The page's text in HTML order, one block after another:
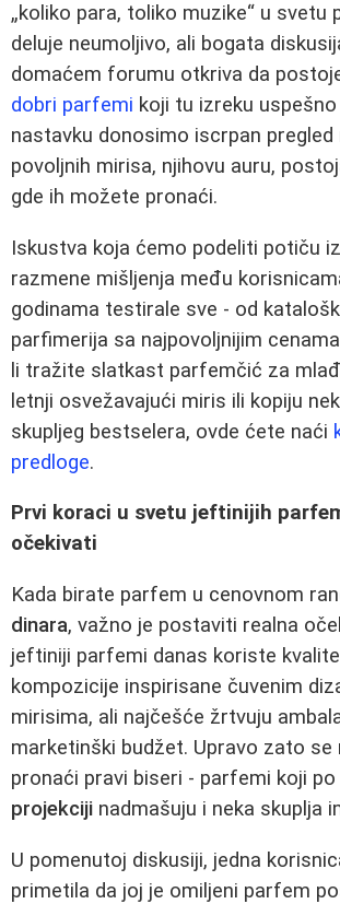
„koliko para, toliko muzike“ u svetu
deluje neumoljivo, ali bogata
domaćem forumu otkriva da
dobri parfemi koji tu izreku
nastavku donosimo iscrpan pregled
povoljnih mirisa, njihovu auru,
gde ih možete pronaći.
Iskustva koja ćemo podeliti potiču
razmene mišljenja među
godinama testirale sve - od
parfimerija sa najpovoljnijim
li tražite slatkast parfemčić za
letnji osvežavajući miris ili kopiju
skupljeg bestselera, ovde ćete naći
predloge.
Prvi koraci u svetu jeftinijih
očekivati
Kada birate parfem u cenovnom
dinara, važno je postaviti realna
jeftiniji parfemi danas koriste
kompozicije inspirisane čuvenim
mirisima, ali najčešće žrtvuju
marketinški budžet. Upravo zato se
pronaći pravi biseri - parfemi koji po
projekciji nadmašuju i neka skuplja
U pomenutoj diskusiji, jedna
primetila da joj je omiljeni parfem